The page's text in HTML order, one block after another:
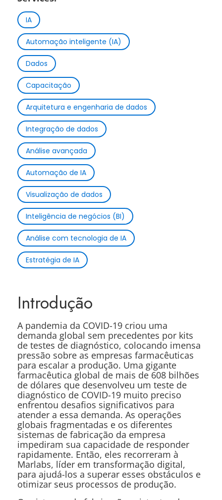
IA
Automação inteligente (IA)
Dados
Capacitação
Arquitetura e engenharia de dados
Integração de dados
Análise avançada
Automação de IA
Visualização de dados
Inteligência de negócios (BI)
Análise com tecnologia de IA
Estratégia de IA
Introdução
A pandemia da COVID-19 criou uma
demanda global sem precedentes por kits
de testes de diagnóstico, colocando imensa
pressão sobre as empresas farmacêuticas
para escalar a produção. Uma gigante
farmacêutica global de mais de 608 bilhões
de dólares que desenvolveu um teste de
diagnóstico de COVID-19 muito preciso
enfrentou desafios significativos para
atender a essa demanda. As operações
globais fragmentadas e os diferentes
sistemas de fabricação da empresa
impediram sua capacidade de responder
rapidamente. Então, eles recorreram à
Marlabs, líder em transformação digital,
para ajudá-los a superar esses obstáculos e
otimizar seus processos de produção.